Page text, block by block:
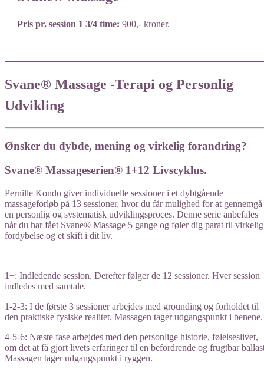
Pris pr. session 1 3/4 time: 900,- kroner.
Svane® Massage -Terapi og Personlig
Udvikling
Ønsker du dybde, mening og virkelig forandring?
Svane® Massageserien® 1+12 Livscyklus.​
Pernille Kondo giver individuelle sessioner i et dybtgående
massageforløb på 13 sessioner, hvor du får mulighed for at gennemgå
en personlig og systematisk udviklingsproces. Denne serie anbefales
når du har fået Svane® Massage 5 gange og føler dig parat til virkelig
fordybelse og et skift i dit liv.
1+: Indledende session. Derefter følger de 12 sessioner. Hver session
indledes med samtale.
1-2-3: I de første 3 sessioner arbejdes med grounding og forholdet til
den praktiske fysiske realitet. Massagen tager udgangspunkt i benene.
4-5-6: Næste fase arbejdes med den personlige historie, følelseslivet,
om det at få gjort livets erfaringer til en befordrende og frugtbar
Massagen tager udgangspunkt i ryggen.